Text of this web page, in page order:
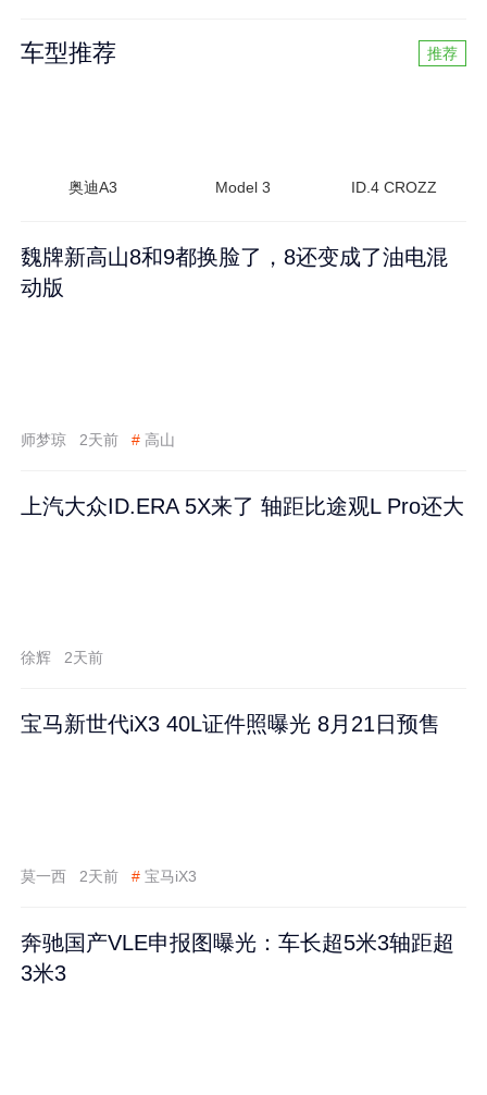
车型推荐 推荐
奥迪A3 Model 3 ID.4 CROZZ
魏牌新高山8和9都换脸了，8还变成了油电混
动版
师梦琼 2天前 # 高山
上汽大众ID.ERA 5X来了 轴距比途观L Pro还大
徐辉 2天前
宝马新世代iX3 40L证件照曝光 8月21日预售
莫一西 2天前 # 宝马iX3
奔驰国产VLE申报图曝光：车长超5米3轴距超
3米3